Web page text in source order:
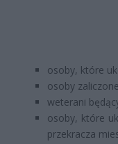
osoby, które
osoby
weterani
osoby, które
przekracza